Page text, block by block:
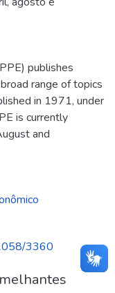
publishes
range of topics
in 1971, under
is currently
and
3360